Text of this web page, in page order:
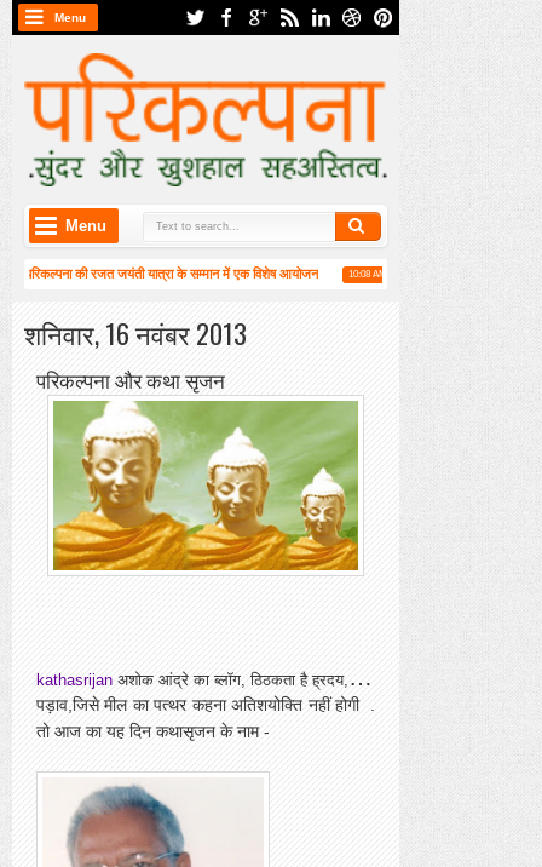
Menu
Menu
परिकल्पना की रजत जयंती यात्रा के सम्मान में एक विशेष आयोजन 10:08 AM
हाईकु गंगा पटल पर हाइगा की
शनिवार, 16 नवंबर 2013
परिकल्पना और कथा सृजन
kathasrijan अशोक आंद्रे का ब्लॉग, ठिठकता है ह्रदय, एहसासों के सृजन का एक अद्वितीय
पड़ाव,जिसे मील का पत्थर कहना अतिशयोक्ति नहीं होगी .
तो आज का यह दिन कथासृजन के नाम -